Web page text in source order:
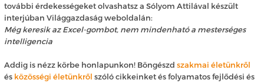
további érdekességeket olvashatsz a Sólyom Attilával készült
interjúban Világgazdaság weboldalán:
Még keresik az Excel-gombot, nem mindenható a mesterséges
intelligencia
Addig is nézz körbe honlapunkon! Böngészd szakmai életünkről
és közösségi életünkről szóló cikkeinket és folyamatos fejlődési és